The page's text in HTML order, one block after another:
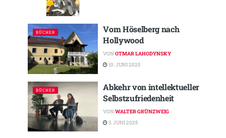
BÜCHER
Vom Höselberg nach
Hollywood
VON OTMAR LAHODYNSKY
10. JUNI 2025
BÜCHER
Abkehr von intellektueller
Selbstzufriedenheit
VON WALTER GRÜNZWEIG
3. JUNI 2025